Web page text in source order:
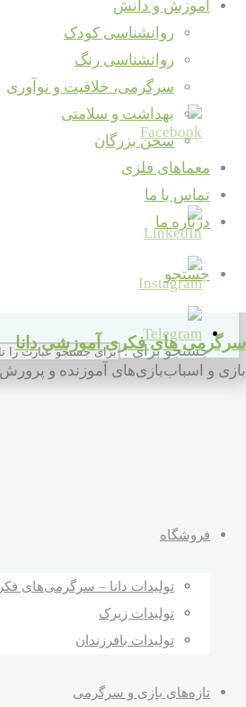
آموزش و دانش
روانشناسی کودک
روانشناسی رنگ
سرگرمی، خلاقیت و نوآوری
بهداشت و سلامتی
سخن بزرگان
معماهای فلزی
تماس با ما
درباره ما
جستجو
جستجو برای :
سرگرمی های فکری آموزشی دانا
بازی و اسباب‌بازی‌های آموزنده و
فروشگاه
تولیدات دانا – سرگرمی‌های
تولیدات زیرک
تولیدات بافرزندان
تازه‌های بازی و سرگرمی
خوب بود؟ لطفا به